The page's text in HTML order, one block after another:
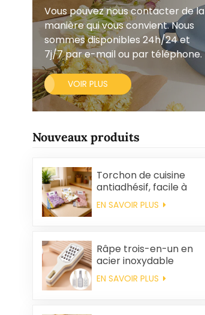
Vous pouvez nous contacter de la
manière qui vous convient. Nous
sommes disponibles 24h/24 et
7j/7 par e-mail ou par téléphone.
VOIR PLUS
Nouveaux produits
Torchon de cuisine
antiadhésif, facile à
nettoyer, épais,
imprimé, carré, en
écologique
EN SAVOIR PLUS
Râpe trois-en-un en
acier inoxydable
EN SAVOIR PLUS